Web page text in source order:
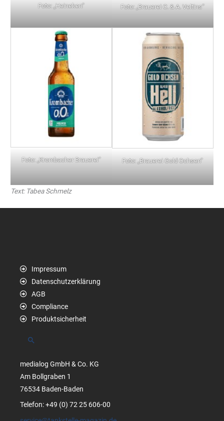
Foto: „Heineken“ Foto: „Brauerei C. & A. Veltins“
Foto: „Krombacher Brauerei“ Foto: „Brauerei Gold Ochsen“
Text: Tabea Schmelz
Impressum
Datenschutzerklärung
AGB
Compliance
Produktsicherheit
Suchen
medialog GmbH & Co. KG
Am Bollgraben 1
76534 Baden-Baden
Telefon: +49 (0) 72 25 606-00